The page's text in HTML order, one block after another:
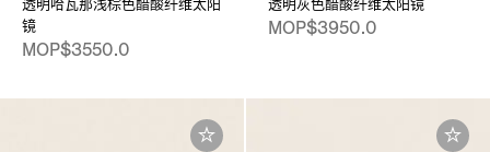
镜
MOP$3550.0
MOP$3950.0